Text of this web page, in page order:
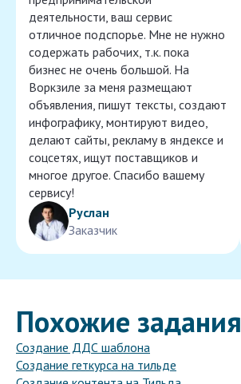
деятельности, ваш сервис
отличное подспорье. Мне не нужно
содержать рабочих, т.к. пока
бизнес не очень большой. На
Воркзиле за меня размещают
объявления, пишут тексты, создают
инфографику, монтируют видео,
делают сайты, рекламу в яндексе и
соцсетях, ищут поставщиков и
многое другое. Спасибо вашему
сервису!
Руслан
Заказчик
Похожие задания
Создание ДДС шаблона
Создание геткурса на тильде